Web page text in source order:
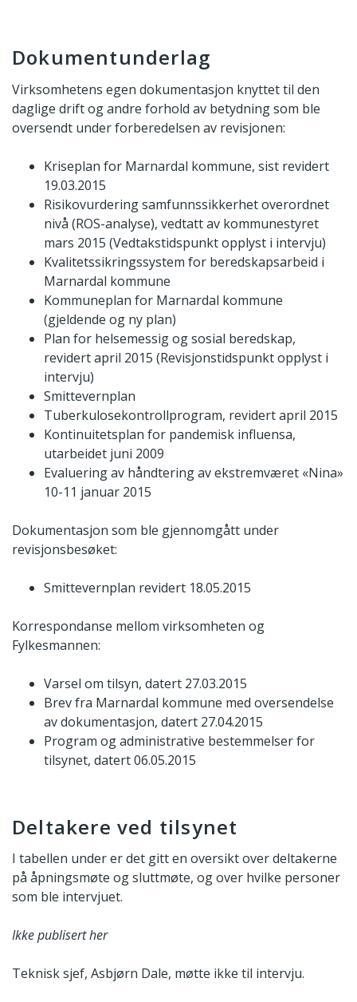
Dokumentunderlag
Virksomhetens egen dokumentasjon knyttet til den
daglige drift og andre forhold av betydning som ble
oversendt under forberedelsen av revisjonen:
Kriseplan for Marnardal kommune, sist revidert
19.03.2015
Risikovurdering samfunnssikkerhet overordnet
nivå (ROS-analyse), vedtatt av kommunestyret
mars 2015 (Vedtakstidspunkt opplyst i intervju)
Kvalitetssikringssystem for beredskapsarbeid i
Marnardal kommune
Kommuneplan for Marnardal kommune
(gjeldende og ny plan)
Plan for helsemessig og sosial beredskap,
revidert april 2015 (Revisjonstidspunkt opplyst i
intervju)
Smittevernplan
Tuberkulosekontrollprogram, revidert april 2015
Kontinuitetsplan for pandemisk influensa,
utarbeidet juni 2009
Evaluering av håndtering av ekstremværet «Nina»
10-11 januar 2015
Dokumentasjon som ble gjennomgått under
revisjonsbesøket:
Smittevernplan revidert 18.05.2015
Korrespondanse mellom virksomheten og
Fylkesmannen:
Varsel om tilsyn, datert 27.03.2015
Brev fra Marnardal kommune med oversendelse
av dokumentasjon, datert 27.04.2015
Program og administrative bestemmelser for
tilsynet, datert 06.05.2015
Deltakere ved tilsynet
I tabellen under er det gitt en oversikt over deltakerne
på åpningsmøte og sluttmøte, og over hvilke personer
som ble intervjuet.
Ikke publisert her
Teknisk sjef, Asbjørn Dale, møtte ikke til intervju.